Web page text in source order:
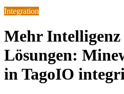
Integration
Mehr
Lösungen:
in TagoIO